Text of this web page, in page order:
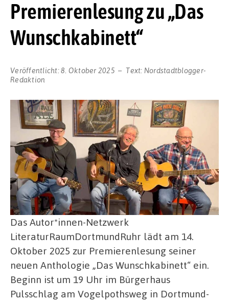
Premierenlesung zu „Das
Wunschkabinett“
Veröffentlicht:8. Oktober 2025 Text: Nordstadtblogger-
Redaktion
Das Autor*innen-Netzwerk
LiteraturRaumDortmundRuhr lädt am 14.
Oktober 2025 zur Premierenlesung seiner
neuen Anthologie „Das Wunschkabinett“ ein.
Beginn ist um 19 Uhr im Bürgerhaus
Pulsschlag am Vogelpothsweg in Dortmund-